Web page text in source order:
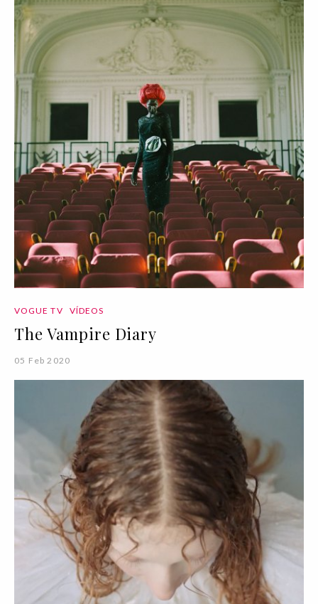
VOGUE TV VÍDEOS
The Vampire Diary
05 Feb 2020